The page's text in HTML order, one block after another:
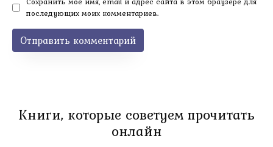
последующих моих комментариев.
Книги, которые советуем прочитать
онлайн